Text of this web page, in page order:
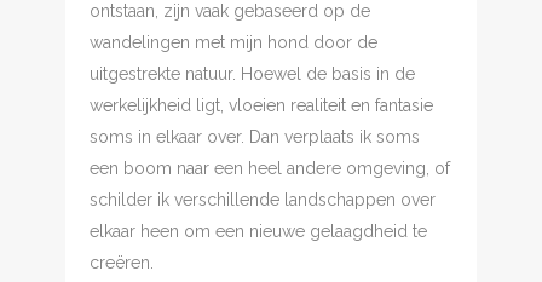
ontstaan, zijn vaak gebaseerd op de
wandelingen met mijn hond door de
uitgestrekte natuur. Hoewel de basis in de
werkelijkheid ligt, vloeien realiteit en fantasie
soms in elkaar over. Dan verplaats ik soms
een boom naar een heel andere omgeving, of
schilder ik verschillende landschappen over
elkaar heen om een nieuwe gelaagdheid te
creëren.